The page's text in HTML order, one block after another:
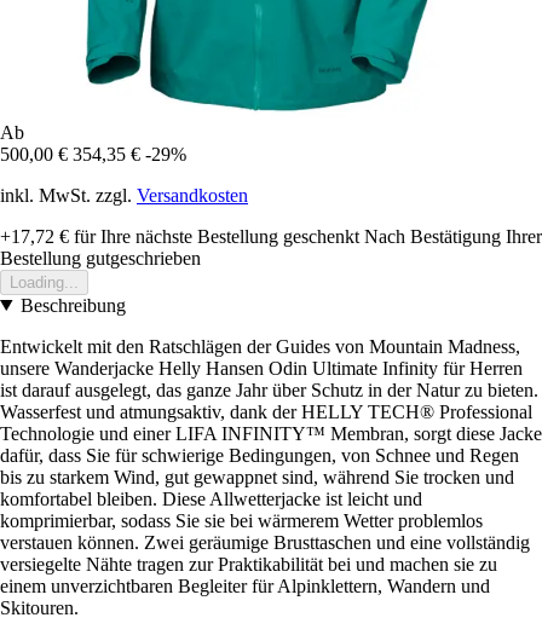
Ab
500,00 € 354,35 € -29%
inkl. MwSt. zzgl. Versandkosten
+17,72 € für Ihre nächste Bestellung geschenkt Nach Bestätigung Ihrer
Bestellung gutgeschrieben
Loading...
Beschreibung
Entwickelt mit den Ratschlägen der Guides von Mountain Madness,
unsere Wanderjacke Helly Hansen Odin Ultimate Infinity für Herren
ist darauf ausgelegt, das ganze Jahr über Schutz in der Natur zu bieten.
Wasserfest und atmungsaktiv, dank der HELLY TECH® Professional
Technologie und einer LIFA INFINITY™ Membran, sorgt diese Jacke
dafür, dass Sie für schwierige Bedingungen, von Schnee und Regen
bis zu starkem Wind, gut gewappnet sind, während Sie trocken und
komfortabel bleiben. Diese Allwetterjacke ist leicht und
komprimierbar, sodass Sie sie bei wärmerem Wetter problemlos
verstauen können. Zwei geräumige Brusttaschen und eine vollständig
versiegelte Nähte tragen zur Praktikabilität bei und machen sie zu
einem unverzichtbaren Begleiter für Alpinklettern, Wandern und
Skitouren.